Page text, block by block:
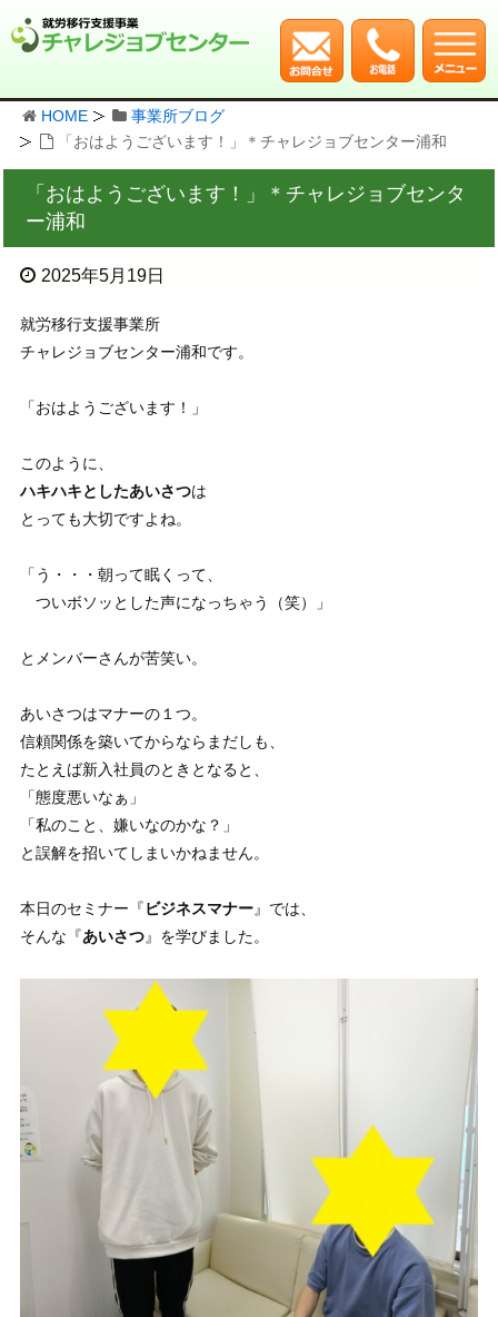
HOME
事業所ブログ
「おはようございます！」＊チャレジョブセンター浦和
「おはようございます！」＊チャレジョブセンタ
ー浦和
2025年5月19日
就労移行支援事業所
チャレジョブセンター浦和です。
「おはようございます！」
このように、
ハキハキとしたあいさつは
とっても大切ですよね。
「う・・・朝って眠くって、
ついボソッとした声になっちゃう（笑）」
とメンバーさんが苦笑い。
あいさつはマナーの１つ。
信頼関係を築いてからならまだしも、
たとえば新入社員のときとなると、
「態度悪いなぁ」
「私のこと、嫌いなのかな？」
と誤解を招いてしまいかねません。
本日のセミナー『ビジネスマナー』では、
そんな『あいさつ』を学びました。